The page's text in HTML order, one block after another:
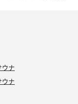
ナ
ウナ